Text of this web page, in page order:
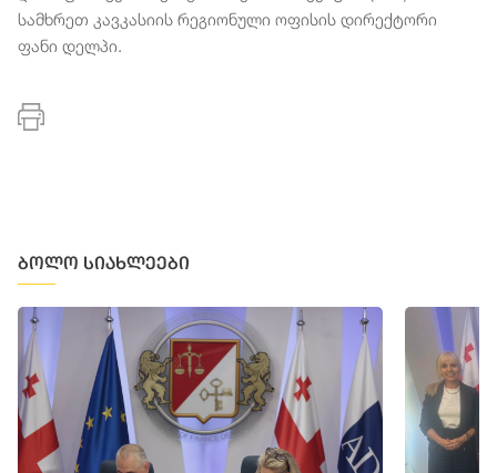
სამხრეთ კავკასიის რეგიონული ოფისის დირექტორი
ფანი დელპი.
ბოლო სიახლეები